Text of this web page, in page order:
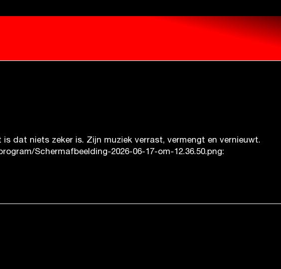
dat niets zeker is. Zijn muziek verrast, vermengt en vernieuwt.
Schermafbeelding-2026-06-17-om-12.36.50.png: